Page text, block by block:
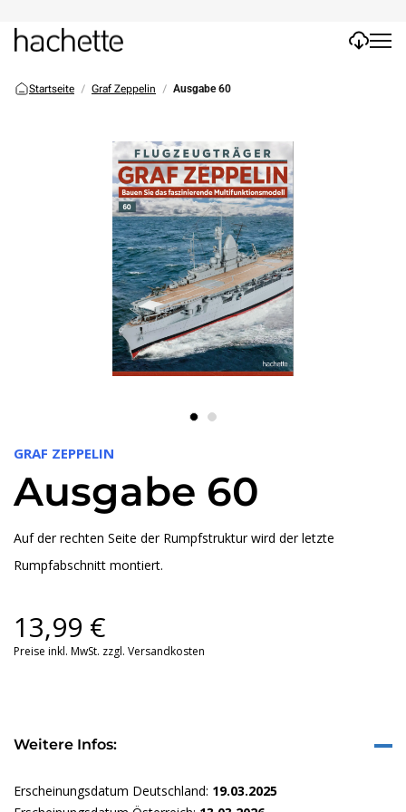
Startseite Graf Zeppelin Ausgabe 60
GRAF ZEPPELIN
Ausgabe 60
Auf der rechten Seite der Rumpfstruktur wird der letzte
Rumpfabschnitt montiert.
13,99 €
Preise inkl. MwSt. zzgl. Versandkosten
Weitere Infos:
Erscheinungsdatum Deutschland: 19.03.2025